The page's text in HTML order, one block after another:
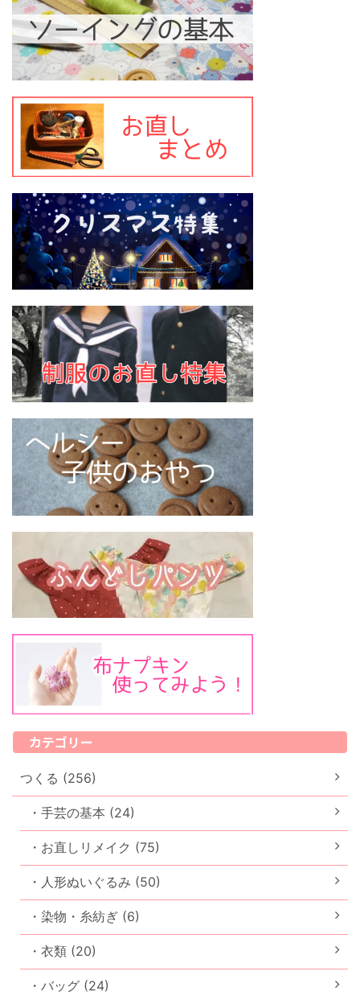
カテゴリー
つくる (256)
・手芸の基本 (24)
・お直しリメイク (75)
・人形ぬいぐるみ (50)
・染物・糸紡ぎ (6)
・衣類 (20)
・バッグ (24)